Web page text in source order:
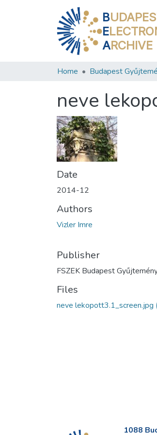
B
E
ARCHIVE
Home Budapest
neve
Date
2014-12
Authors
Vizler Imre
Publisher
FSZEK Budapest
Files
neve lekopott3.1_screen.jpg
1088